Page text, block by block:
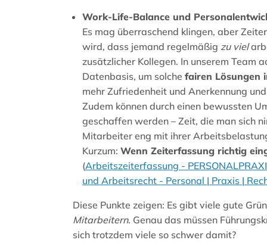
Work-Life-Balance und
Es mag überraschend klingen, aber
wird, dass jemand regelmäßig zu viel
zusätzlicher Kollegen. In unserem Team
Datenbasis, um solche fairen Lösungen
mehr Zufriedenheit und Anerkennung
Zudem können durch einen bewussten
geschaffen werden – Zeit, die man sich
Mitarbeiter eng mit ihrer
Kurzum: Wenn Zeiterfassung richtig
(Arbeitszeiterfassung -
und Arbeitsrecht - Personal | Praxis |
Diese Punkte zeigen: Es gibt viele gute
Mitarbeitern. Genau das müssen
sich trotzdem viele so schwer damit?